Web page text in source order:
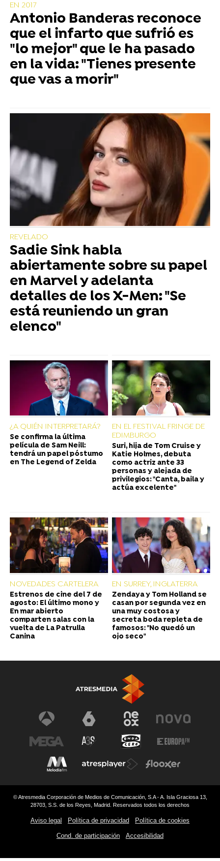
EN 2017
Antonio Banderas reconoce
que el infarto que sufrió es
"lo mejor" que le ha pasado
en la vida: "Tienes presente
que vas a morir"
REVELADO
Sadie Sink habla
abiertamente sobre su papel
en Marvel y adelanta
detalles de los X-Men: "Se
está reuniendo un gran
elenco"
¿A QUIÉN INTERPRETARÁ?
Se confirma la última
película de Sam Neill:
tendrá un papel póstumo
en The Legend of Zelda
EN EL FESTIVAL FRINGE DE
EDIMBURGO
Suri, hija de Tom Cruise y
Katie Holmes, debuta
como actriz ante 33
personas y alejada de
privilegios: "Canta, baila y
actúa excelente"
NOVEDADES CARTELERA
Estrenos de cine del 7 de
agosto: El último mono y
En mar abierto
comparten salas con la
vuelta de La Patrulla
Canina
EN SURREY, INGLATERRA
Zendaya y Tom Holland se
casan por segunda vez en
una muy costosa y
secreta boda repleta de
famosos: "No quedó un
ojo seco"
© Atresmedia Corporación de Medios de Comunicación, S.A - A. Isla Graciosa 13,
28703, S.S. de los Reyes, Madrid. Reservados todos los derechos
Aviso legal Política de privacidad Política de cookies
Cond. de participación Accesibilidad